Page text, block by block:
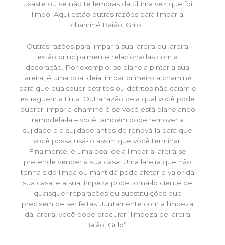
usaste ou se não te lembras da última vez que foi
limpo. Aqui estão outras razões para limpar a
chaminé Baião, Grilo.
Outras razões para limpar a sua lareira ou lareira
estão principalmente relacionadas com a
decoração. Por exemplo, se planeia pintar a sua
lareira, é uma boa ideia limpar primeiro a chaminé
para que quaisquer detritos ou detritos não caiam e
estraguem a tinta. Outra razão pela qual você pode
querer limpar a chaminé é se você está planejando
remodelá-la – você também pode remover a
sujidade e a sujidade antes de renová-la para que
você possa usá-lo assim que você terminar.
Finalmente, é uma boa ideia limpar a lareira se
pretende vender a sua casa. Uma lareira que não
tenha sido limpa ou mantida pode afetar o valor da
sua casa, e a sua limpeza pode torná-lo ciente de
quaisquer reparações ou substituições que
precisem de ser feitas. Juntamente com a limpeza
da lareira, você pode procurar “limpeza de lareira
Baião, Grilo”.